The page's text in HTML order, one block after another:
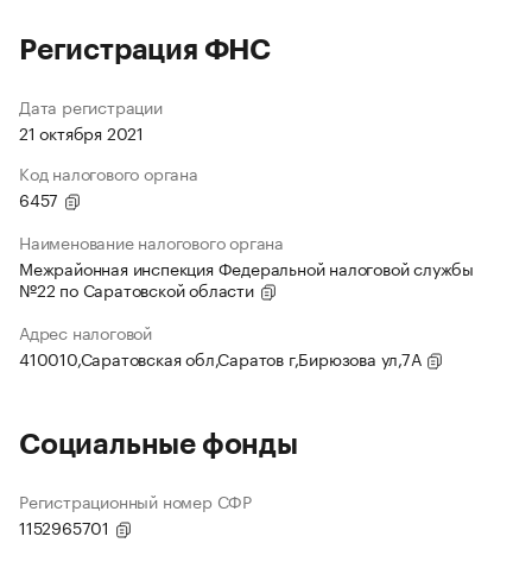
Регистрация ФНС
Дата регистрации
21 октября 2021
Код налогового органа
6457
Наименование налогового органа
Межрайонная инспекция Федеральной налоговой службы
№22 по Саратовской области
Адрес налоговой
410010,Саратовская обл,Саратов г,Бирюзова ул,7А
Социальные фонды
Регистрационный номер СФР
1152965701